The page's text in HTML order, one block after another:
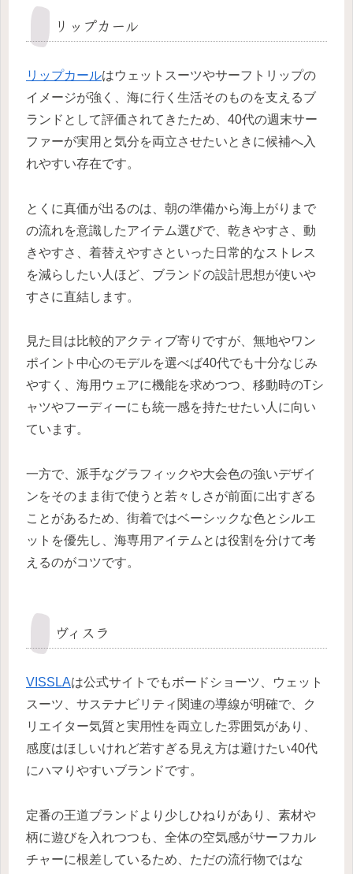
リップカール
リップカールはウェットスーツやサーフトリップの
イメージが強く、海に行く生活そのものを支えるブ
ランドとして評価されてきたため、40代の週末サー
ファーが実用と気分を両立させたいときに候補へ入
れやすい存在です。
とくに真価が出るのは、朝の準備から海上がりまで
の流れを意識したアイテム選びで、乾きやすさ、動
きやすさ、着替えやすさといった日常的なストレス
を減らしたい人ほど、ブランドの設計思想が使いや
すさに直結します。
見た目は比較的アクティブ寄りですが、無地やワン
ポイント中心のモデルを選べば40代でも十分なじみ
やすく、海用ウェアに機能を求めつつ、移動時のTシ
ャツやフーディーにも統一感を持たせたい人に向い
ています。
一方で、派手なグラフィックや大会色の強いデザイ
ンをそのまま街で使うと若々しさが前面に出すぎる
ことがあるため、街着ではベーシックな色とシルエ
ットを優先し、海専用アイテムとは役割を分けて考
えるのがコツです。
ヴィスラ
VISSLAは公式サイトでもボードショーツ、ウェット
スーツ、サステナビリティ関連の導線が明確で、ク
リエイター気質と実用性を両立した雰囲気があり、
感度はほしいけれど若すぎる見え方は避けたい40代
にハマりやすいブランドです。
定番の王道ブランドより少しひねりがあり、素材や
柄に遊びを入れつつも、全体の空気感がサーフカル
チャーに根差しているため、ただの流行物ではな